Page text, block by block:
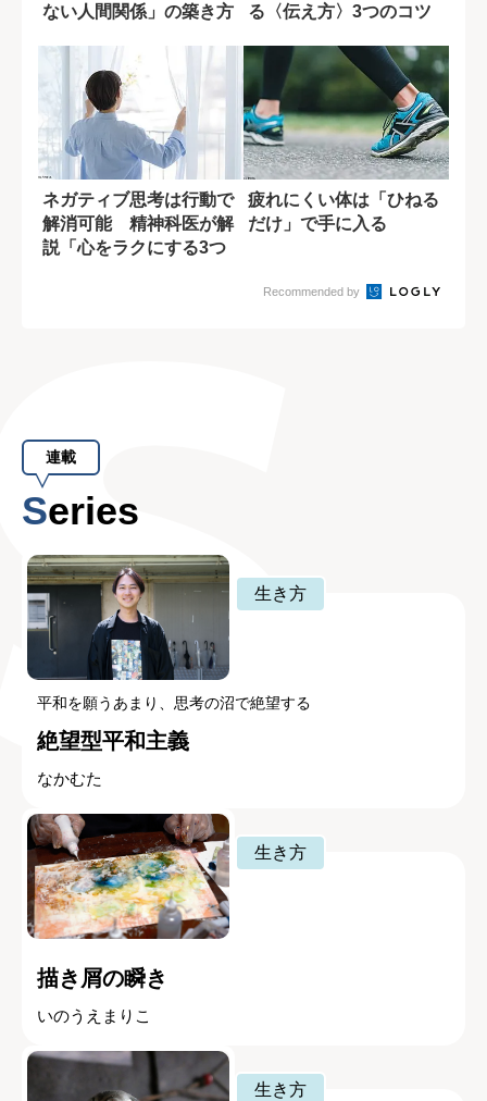
ない人間関係」の築き方 る〈伝え方〉3つのコツ
ネガティブ思考は行動で
解消可能 精神科医が解
説「心をラクにする3つ
疲れにくい体は「ひねる
だけ」で手に入る
Recommended by
連載
Series
生き方
平和を願うあまり、思考の沼で絶望する
絶望型平和主義
なかむた
生き方
描き屑の瞬き
いのうえまりこ
生き方